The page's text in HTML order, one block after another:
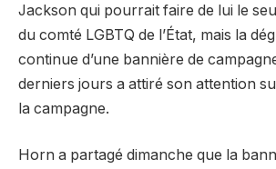
Jackson qui pourrait faire de lui le
du comté LGBTQ de l’État, mais la
continue d’une bannière de
derniers jours a attiré son attention
la campagne.
Horn a partagé dimanche que la